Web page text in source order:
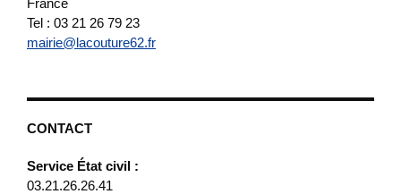
Tel : 03 21 26 79 23
mairie@lacouture62.fr
CONTACT
Service État civil :
03.21.26.26.41